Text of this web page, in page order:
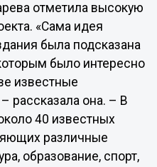
отметила высокую
«Сама идея
была подсказана
было интересно
известные
рассказала она. – В
40 известных
различные
образование, спорт,